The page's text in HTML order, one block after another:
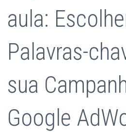
aula:
Palavras-
sua
Google